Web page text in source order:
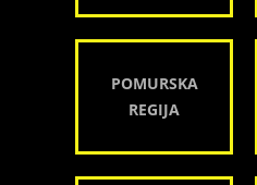
POMURSKA
REGIJA